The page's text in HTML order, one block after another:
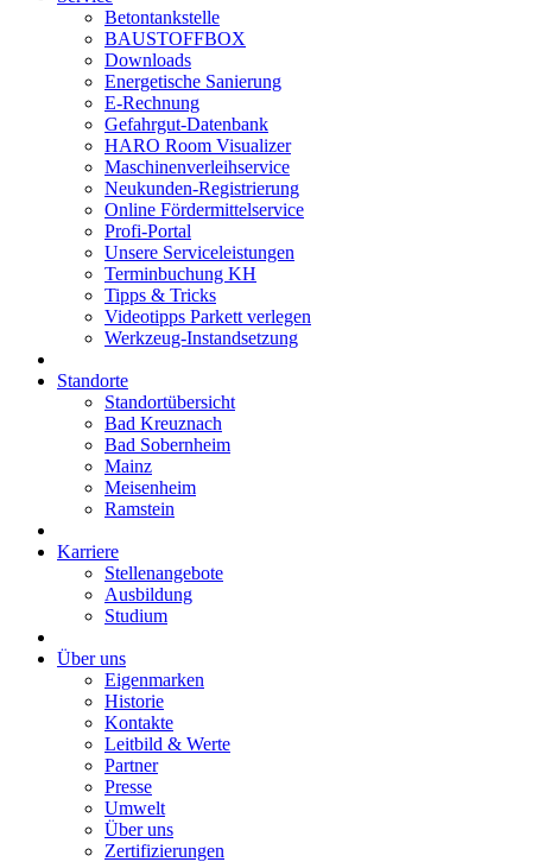
Betontankstelle
BAUSTOFFBOX
Downloads
Energetische Sanierung
E-Rechnung
Gefahrgut-Datenbank
HARO Room Visualizer
Maschinenverleihservice
Neukunden-Registrierung
Online Fördermittelservice
Profi-Portal
Unsere Serviceleistungen
Terminbuchung KH
Tipps & Tricks
Videotipps Parkett verlegen
Werkzeug-Instandsetzung
Standorte
Standortübersicht
Bad Kreuznach
Bad Sobernheim
Mainz
Meisenheim
Ramstein
Karriere
Stellenangebote
Ausbildung
Studium
Über uns
Eigenmarken
Historie
Kontakte
Leitbild & Werte
Partner
Presse
Umwelt
Über uns
Zertifizierungen